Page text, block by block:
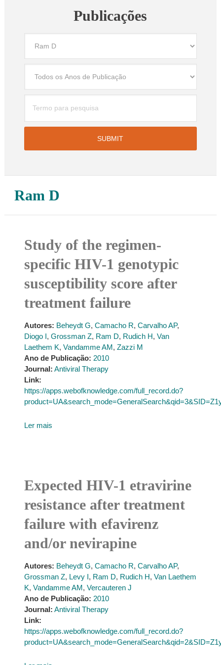
Publicações
Ram D
Study of the regimen-
specific HIV-1 genotypic
susceptibility score after
treatment failure
Autores: Beheydt G, Camacho R, Carvalho AP,
Diogo I, Grossman Z, Ram D, Rudich H, Van
Laethem K, Vandamme AM, Zazzi M
Ano de Publicação: 2010
Journal: Antiviral Therapy
Link:
https://apps.webofknowledge.com/full_record.do?
Ler mais
Expected HIV-1 etravirine
resistance after treatment
failure with efavirenz
and/or nevirapine
Autores: Beheydt G, Camacho R, Carvalho AP,
Grossman Z, Levy I, Ram D, Rudich H, Van Laethem
K, Vandamme AM, Vercauteren J
Ano de Publicação: 2010
Journal: Antiviral Therapy
Link:
https://apps.webofknowledge.com/full_record.do?